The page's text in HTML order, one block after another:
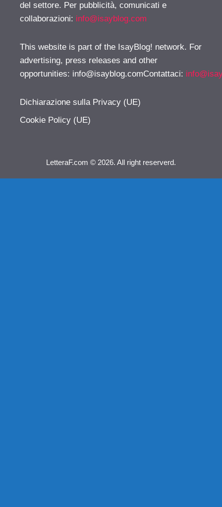
del settore. Per pubblicità, comunicati e
collaborazioni: info@isayblog.com
This website is part of the IsayBlog! network. For
advertising, press releases and other
opportunities: info@isayblog.comContattaci:
Dichiarazione sulla Privacy (UE)
Cookie Policy (UE)
LetteraF.com © 2026. All right reserverd.